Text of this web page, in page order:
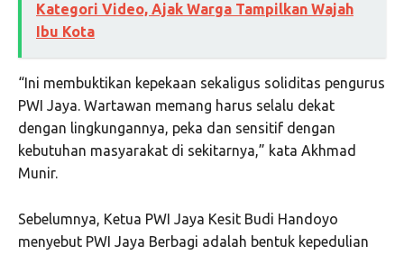
Kategori Video, Ajak Warga Tampilkan Wajah
Ibu Kota
“Ini membuktikan kepekaan sekaligus soliditas pengurus
PWI Jaya. Wartawan memang harus selalu dekat
dengan lingkungannya, peka dan sensitif dengan
kebutuhan masyarakat di sekitarnya,” kata Akhmad
Munir.
Sebelumnya, Ketua PWI Jaya Kesit Budi Handoyo
menyebut PWI Jaya Berbagi adalah bentuk kepedulian